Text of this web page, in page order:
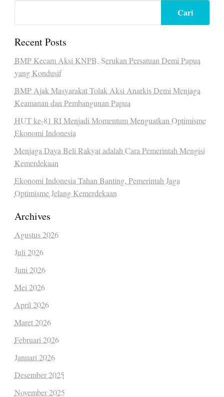
Cari
Recent Posts
BMP Kecam Aksi KNPB, Serukan Persatuan Demi Papua
yang Kondusif
BMP Ajak Masyarakat Tolak Aksi Anarkis Demi Menjaga
Keamanan dan Pembangunan Papua
HUT ke-81 RI Menjadi Momentum Menguatkan Optimisme
Ekonomi Indonesia
Menjaga Daya Beli Rakyat adalah Cara Pemerintah Mengisi
Kemerdekaan
Ekonomi Indonesia Tahan Banting, Pemerintah Jaga
Optimisme Jelang Kemerdekaan
Archives
Agustus 2026
Juli 2026
Juni 2026
Mei 2026
April 2026
Maret 2026
Februari 2026
Januari 2026
Desember 2025
November 2025